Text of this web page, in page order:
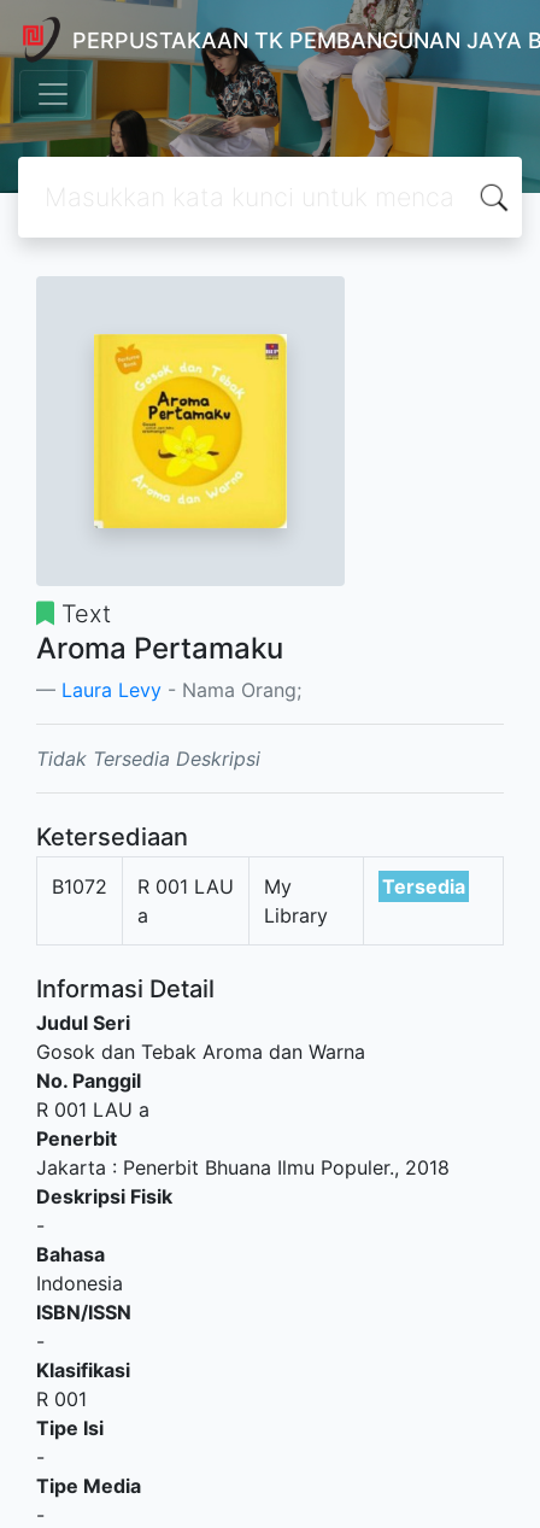
PERPUSTAKAAN TK PEMBANGUNAN JAYA
Text
Aroma Pertamaku
Laura Levy - Nama Orang;
Tidak Tersedia Deskripsi
Ketersediaan
B1072
R 001 LAU
a
My
Library
Tersedia
Informasi Detail
Judul Seri
Gosok dan Tebak Aroma dan Warna
No. Panggil
R 001 LAU a
Penerbit
Jakarta : Penerbit Bhuana Ilmu Populer., 2018
Deskripsi Fisik
-
Bahasa
Indonesia
ISBN/ISSN
-
Klasifikasi
R 001
Tipe Isi
-
Tipe Media
-